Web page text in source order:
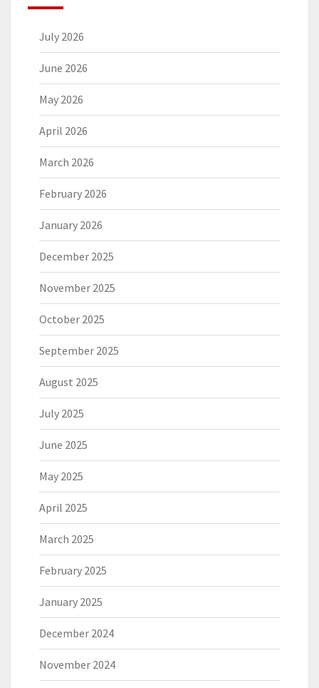
July 2026
June 2026
May 2026
April 2026
March 2026
February 2026
January 2026
December 2025
November 2025
October 2025
September 2025
August 2025
July 2025
June 2025
May 2025
April 2025
March 2025
February 2025
January 2025
December 2024
November 2024